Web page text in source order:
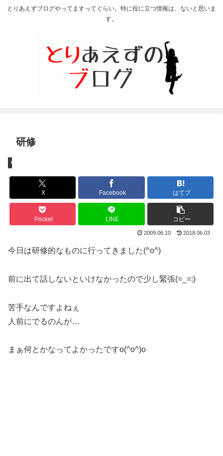
とりあえずブログやってますってぐらい。特に役に立つ情報は、ないと思いま
す。
研修
ちょっとしたこと
X Facebook はてブ
Pocket LINE コピー
2009.06.10 2018.06.03
今日は研修的なものに行ってきました(^o^)
前に出て話しないといけなかったので少し緊張(=_=;)
苦手なんですよねぇ
人前にでるのんが…
まぁ何とかなってよかったですo(^o^)o